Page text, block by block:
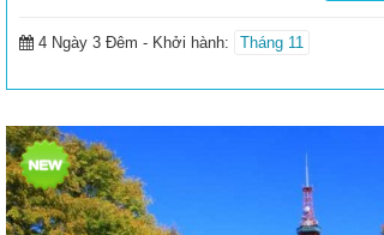
4 Ngày 3 Đêm - Khởi hành: Tháng 11